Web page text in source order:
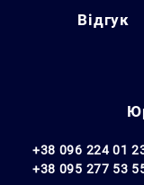
Відгук
+38 096 224 01
+38 095 277 53